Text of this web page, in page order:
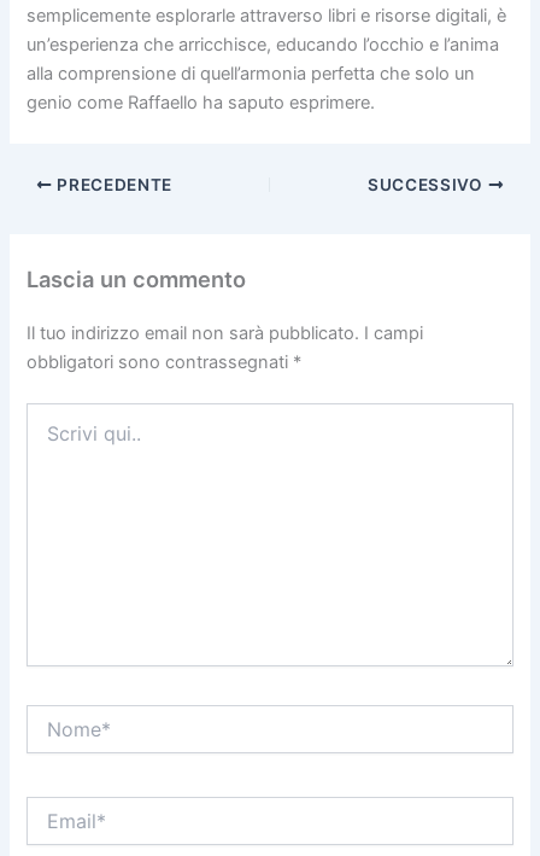
semplicemente esplorarle attraverso libri e risorse digitali, è
un’esperienza che arricchisce, educando l’occhio e l’anima
alla comprensione di quell’armonia perfetta che solo un
genio come Raffaello ha saputo esprimere.
PRECEDENTE SUCCESSIVO
Lascia un commento
Il tuo indirizzo email non sarà pubblicato. I campi
obbligatori sono contrassegnati *
qui..